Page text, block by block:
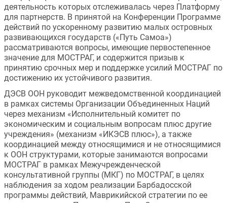
деятельность которых отслеживалась через Платформу
для партнерств. В принятой на Конференции Программе
действий по ускоренному развитию малых островных
развивающихся государств («Путь Самоа»)
рассматриваются вопросы, имеющие первостепенное
значение для МОСТРАГ, и содержится призыв к
принятию срочных мер и поддержке усилий МОСТРАГ по
достижению их устойчивого развития.
ДЭСВ ООН руководит межведомственной координацией
в рамках системы Организации Объединенных Наций
через механизм «Исполнительный комитет по
экономическим и социальным вопросам плюс другие
учреждения» (механизм «ИКЭСВ плюс»), а также
координацией между относящимися и не относящимися
к ООН структурами, которые занимаются вопросами
МОСТРАГ в рамках Межучрежденческой
консультативной группы (МКГ) по МОСТРАГ, в целях
наблюдения за ходом реализации Барбадосской
программы действий, Маврикийской стратегии по ее